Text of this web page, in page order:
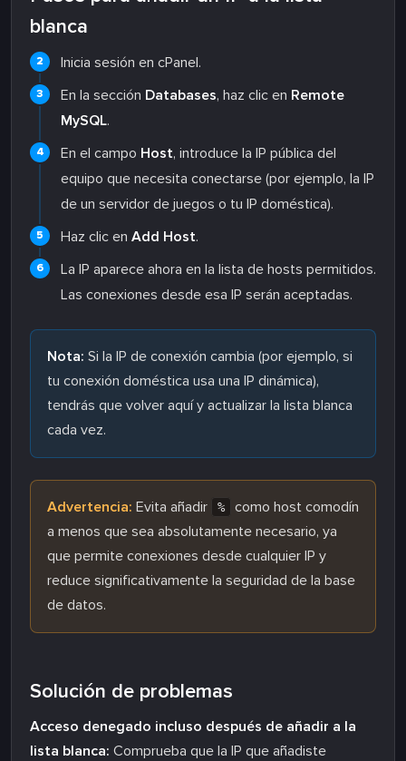
blanca
Inicia sesión en cPanel.
En la sección Databases, haz clic en Remote
MySQL.
En el campo Host, introduce la IP pública del
equipo que necesita conectarse (por ejemplo, la IP
de un servidor de juegos o tu IP doméstica).
Haz clic en Add Host.
La IP aparece ahora en la lista de hosts permitidos.
Las conexiones desde esa IP serán aceptadas.
Nota: Si la IP de conexión cambia (por ejemplo, si
tu conexión doméstica usa una IP dinámica),
tendrás que volver aquí y actualizar la lista blanca
cada vez.
Advertencia: Evita añadir %
como host comodín
a menos que sea absolutamente necesario, ya
que permite conexiones desde cualquier IP y
reduce significativamente la seguridad de la base
de datos.
Solución de problemas
Acceso denegado incluso después de añadir a la
lista blanca: Comprueba que la IP que añadiste